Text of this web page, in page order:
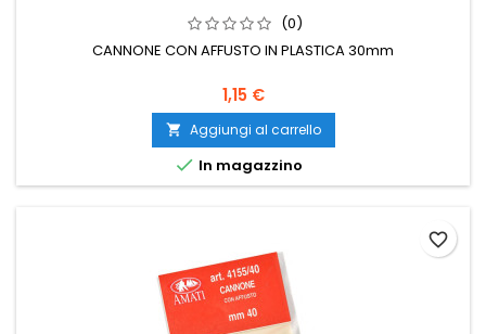
(0)
CANNONE CON AFFUSTO IN PLASTICA 30mm
1,15 €
 Aggiungi al carrello
 In magazzino
favorite_border